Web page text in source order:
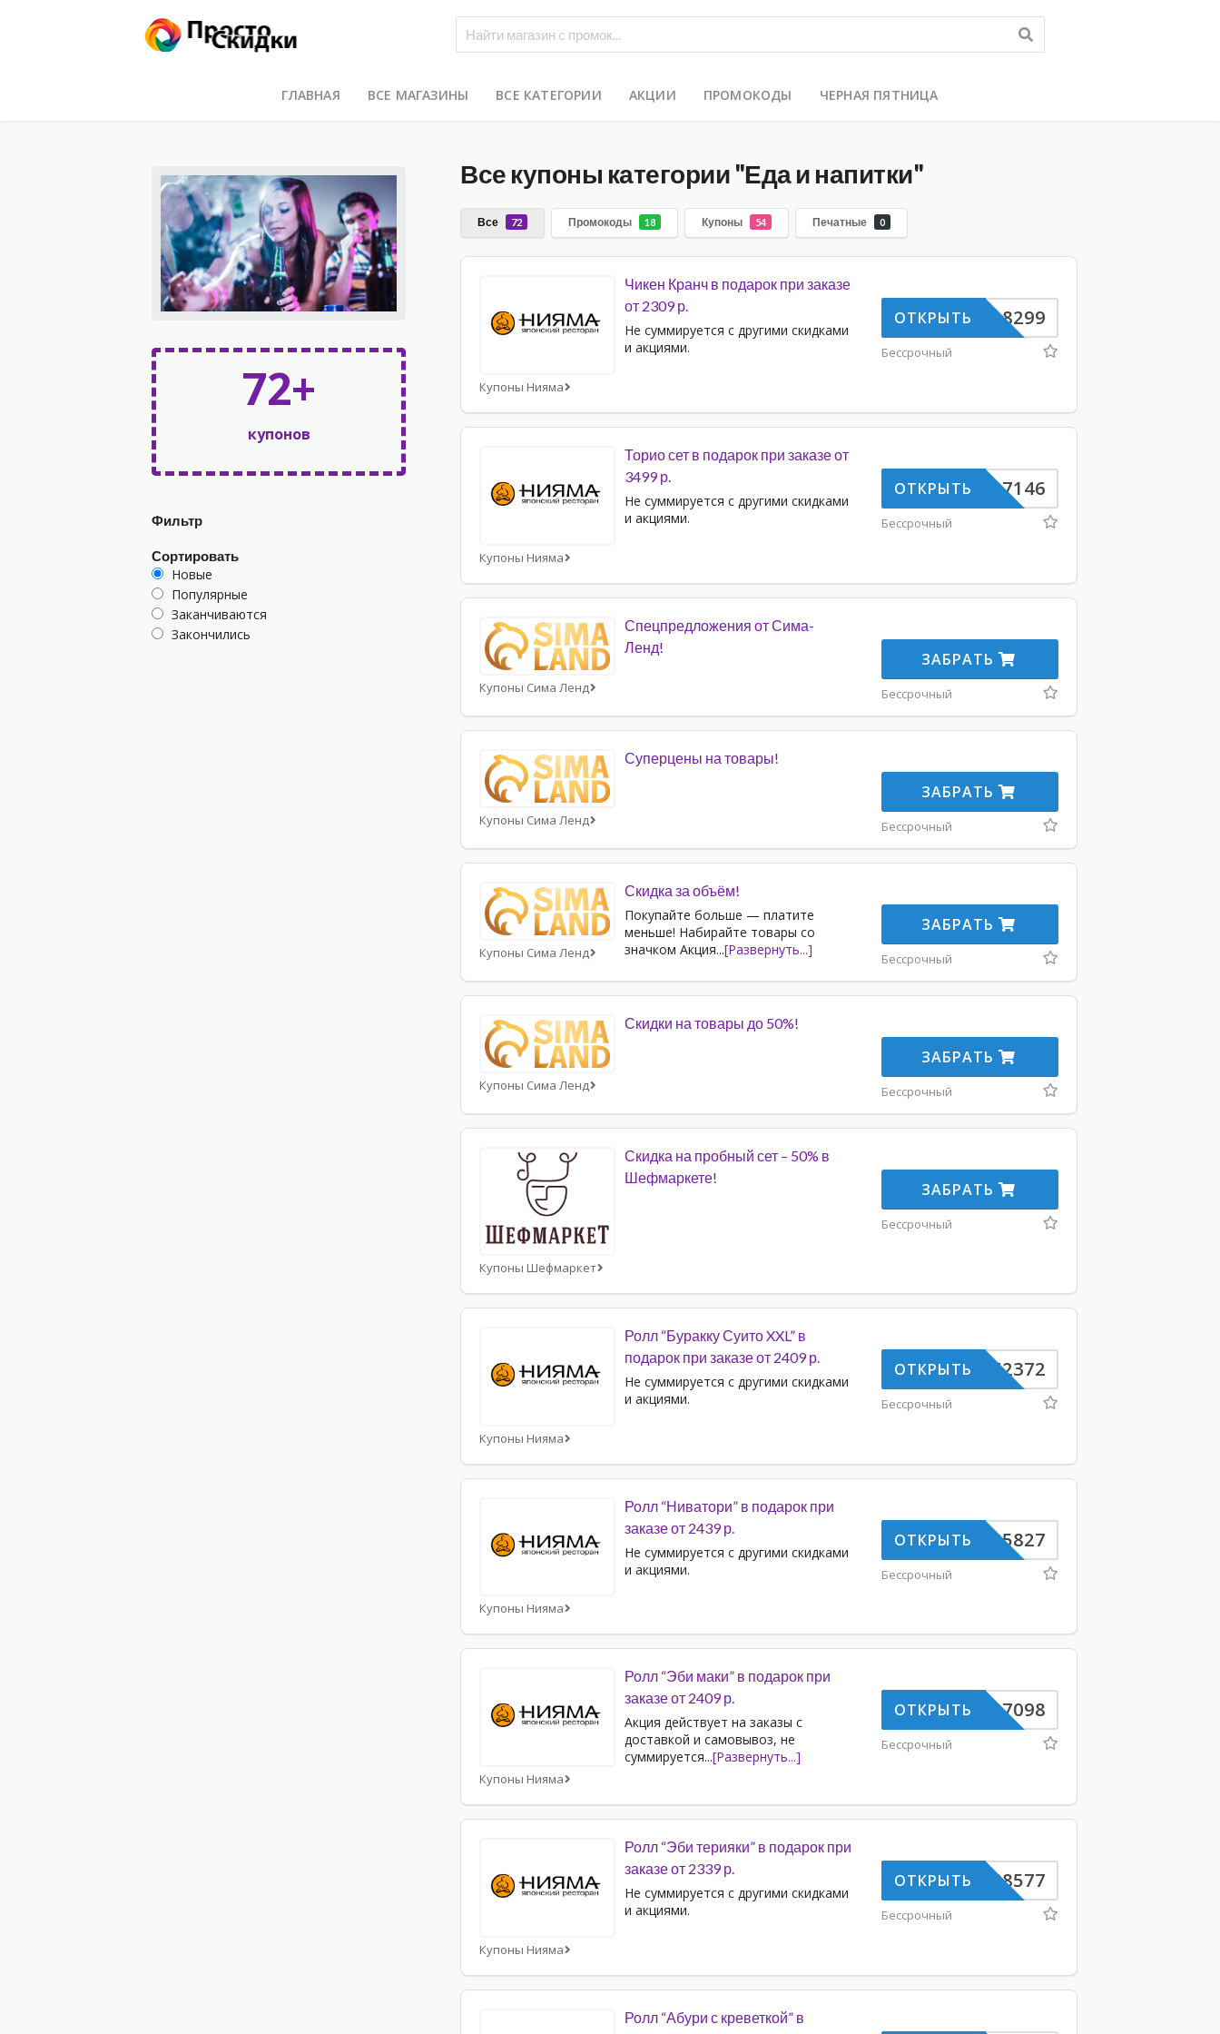
ГЛАВНАЯ ВСЕ МАГАЗИНЫ ВСЕ КАТЕГОРИИ АКЦИИ ПРОМОКОДЫ ЧЕРНАЯ ПЯТНИЦА
Все купоны категории "Еда и напитки"
Все 72 Промокоды 18 Купоны 54 Печатные 0
Купоны Нияма
Чикен Кранч в подарок при заказе
от 2309 р.
Не суммируется с другими скидками
и акциями.
SX718299
ОТКРЫТЬ
Бессрочный
Купоны Нияма
Торио сет в подарок при заказе от
3499 р.
Не суммируется с другими скидками
и акциями.
AZ707146
ОТКРЫТЬ
Бессрочный
Купоны Сима Ленд
Спецпредложения от Сима-
Ленд!
ЗАБРАТЬ
Бессрочный
Купоны Сима Ленд
Суперцены на товары!
ЗАБРАТЬ
Бессрочный
Купоны Сима Ленд
Скидка за объём!
Покупайте больше — платите
меньше! Набирайте товары со
значком Акция...[Развернуть...]
ЗАБРАТЬ
Бессрочный
Купоны Сима Ленд
Скидки на товары до 50%!
ЗАБРАТЬ
Бессрочный
Купоны Шефмаркет
Скидка на пробный сет – 50% в
Шефмаркете!
ЗАБРАТЬ
Бессрочный
Купоны Нияма
Ролл “Буракку Суито XXL” в
подарок при заказе от 2409 р.
Не суммируется с другими скидками
и акциями.
FV742372
ОТКРЫТЬ
Бессрочный
Купоны Нияма
Ролл “Ниватори” в подарок при
заказе от 2439 р.
Не суммируется с другими скидками
и акциями.
KL705827
ОТКРЫТЬ
Бессрочный
Купоны Нияма
Ролл “Эби маки” в подарок при
заказе от 2409 р.
Акция действует на заказы с
доставкой и самовывоз, не
суммируется...[Развернуть...]
JM697098
ОТКРЫТЬ
Бессрочный
Купоны Нияма
Ролл “Эби терияки” в подарок при
заказе от 2339 р.
Не суммируется с другими скидками
и акциями.
HN688577
ОТКРЫТЬ
Бессрочный
Ролл “Абури с креветкой” в
72+
купонов
Фильтр
Сортировать
Новые
Популярные
Заканчиваются
Закончились